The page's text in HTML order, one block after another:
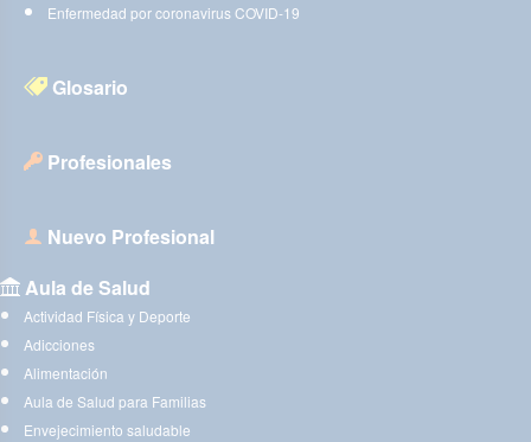
Enfermedad por coronavirus COVID-19
Glosario
Profesionales
Nuevo Profesional
Aula de Salud
Actividad Física y Deporte
Adicciones
Alimentación
Aula de Salud para Familias
Envejecimiento saludable